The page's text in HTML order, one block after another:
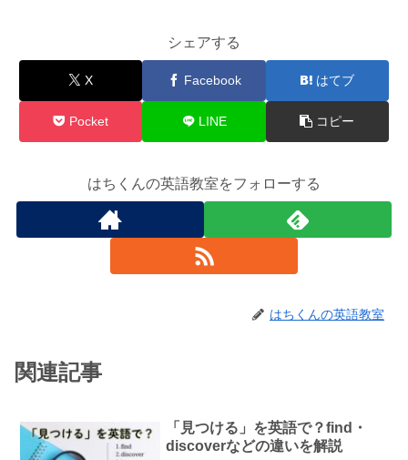
シェアする
X Facebook はてブ
Pocket LINE コピー
はちくんの英語教室をフォローする
はちくんの英語教室
関連記事
「見つける」を英語で？find・
discoverなどの違いを解説